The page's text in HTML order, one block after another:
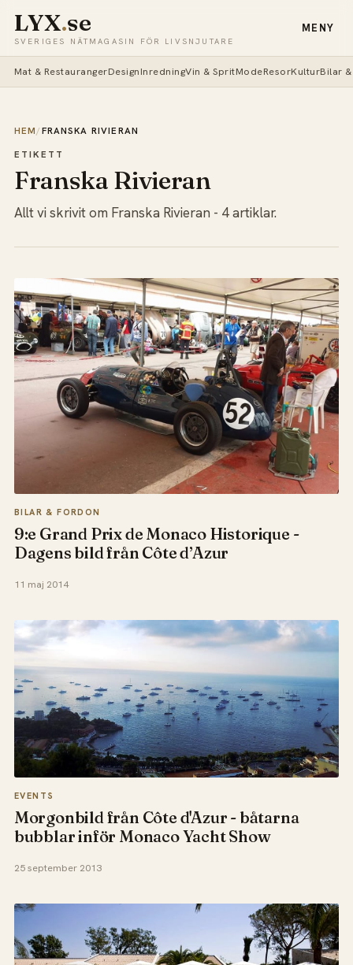
LYX.se
SVERIGES NÄTMAGASIN FÖR LIVSNJUTARE
MENY
Mat & RestaurangerDesignInredningVin & SpritModeResorKulturBilar
HEM / FRANSKA RIVIERAN
ETIKETT
Franska Rivieran
Allt vi skrivit om Franska Rivieran - 4 artiklar.
BILAR & FORDON
9:e Grand Prix de Monaco Historique -
Dagens bild från Côte d’Azur
11 maj 2014
EVENTS
Morgonbild från Côte d'Azur - båtarna
bubblar inför Monaco Yacht Show
25 september 2013